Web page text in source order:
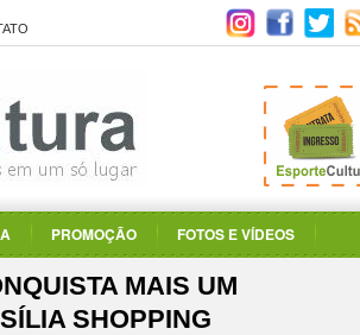
PROMOÇÃO FOTOS E VÍDEOS
MAIS UM
SHOPPING